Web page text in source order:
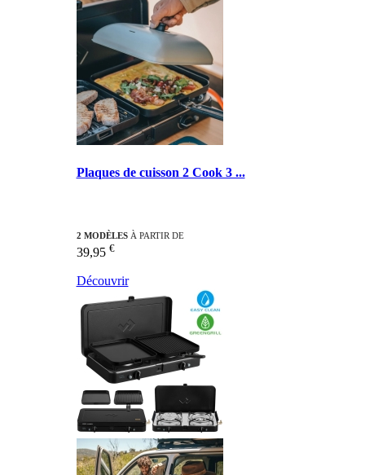
Plaques de cuisson 2 Cook 3 ...
2 MODÈLESÀ PARTIR DE
39,95 €
Découvrir